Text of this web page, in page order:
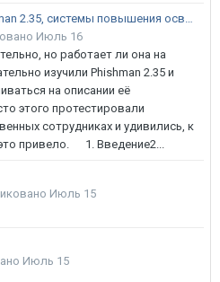
Тестирование Phishman 2.35, системы повышения осведомлённости пользователей в сфере ИБ
Июль 16
но работает ли она на
изучили Phishman 2.35 и
на описании её
этого протестировали
сотрудниках и удивились, к
привело. 1. Введение2...
Июль 15
Июль 15